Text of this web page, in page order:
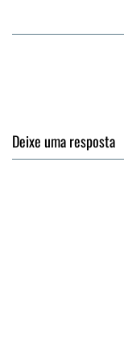
Deixe uma resposta